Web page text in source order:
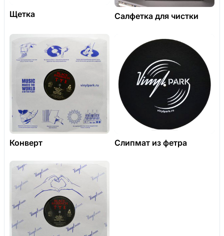
Щетка Салфетка для чистки
Конверт Слипмат из фетра